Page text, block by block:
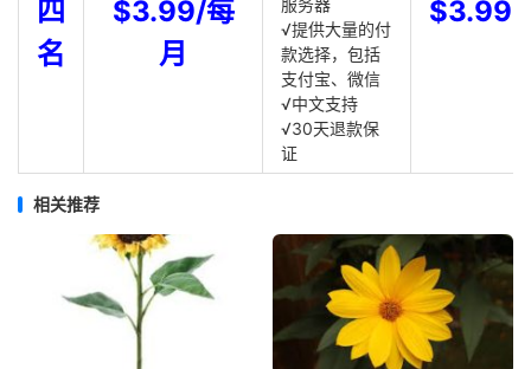
四
名
$3.99/每
月
服务器
√提供大量的付
款选择，包括
支付宝、微信
√中文支持
√30天退款保
证
$3.99
相关推荐